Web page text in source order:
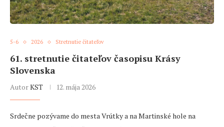
5-6 2026 Stretnutie čitateľov
61. stretnutie čitateľov časopisu Krásy
Slovenska
AutorKST 12. mája 2026
Srdečne pozývame do mesta Vrútky a na Martinské hole na